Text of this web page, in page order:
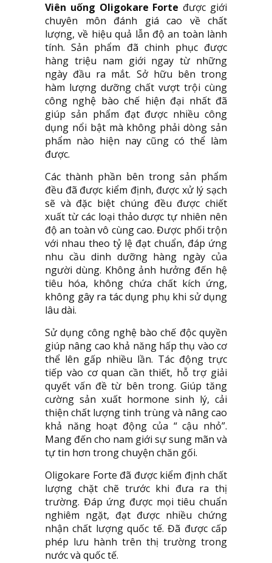
Viên uống Oligokare Forte được giới
chuyên môn đánh giá cao về chất
lượng, về hiệu quả lẫn độ an toàn lành
tính. Sản phẩm đã chinh phục được
hàng triệu nam giới ngay từ những
ngày đầu ra mắt. Sở hữu bên trong
hàm lượng dưỡng chất vượt trội cùng
công nghệ bào chế hiện đại nhất đã
giúp sản phẩm đạt được nhiều công
dụng nổi bật mà không phải dòng sản
phẩm nào hiện nay cũng có thể làm
được.
Các thành phần bên trong sản phẩm
đều đã được kiểm định, được xử lý sạch
sẽ và đặc biệt chúng đều được chiết
xuất từ các loại thảo dược tự nhiên nên
độ an toàn vô cùng cao. Được phối trộn
với nhau theo tỷ lệ đạt chuẩn, đáp ứng
nhu cầu dinh dưỡng hàng ngày của
người dùng. Không ảnh hưởng đến hệ
tiêu hóa, không chứa chất kích ứng,
không gây ra tác dụng phụ khi sử dụng
lâu dài.
Sử dụng công nghệ bào chế độc quyền
giúp nâng cao khả năng hấp thụ vào cơ
thể lên gấp nhiều lần. Tác động trực
tiếp vào cơ quan cần thiết, hỗ trợ giải
quyết vấn đề từ bên trong. Giúp tăng
cường sản xuất hormone sinh lý, cải
thiện chất lượng tinh trùng và nâng cao
khả năng hoạt động của “ cậu nhỏ”.
Mang đến cho nam giới sự sung mãn và
tự tin hơn trong chuyện chăn gối.
Oligokare Forte đã được kiểm định chất
lượng chặt chẽ trước khi đưa ra thị
trường. Đáp ứng được mọi tiêu chuẩn
nghiêm ngặt, đạt được nhiều chứng
nhận chất lượng quốc tế. Đã được cấp
phép lưu hành trên thị trường trong
nước và quốc tế.